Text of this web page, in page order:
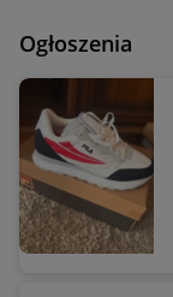
Ogłoszenia